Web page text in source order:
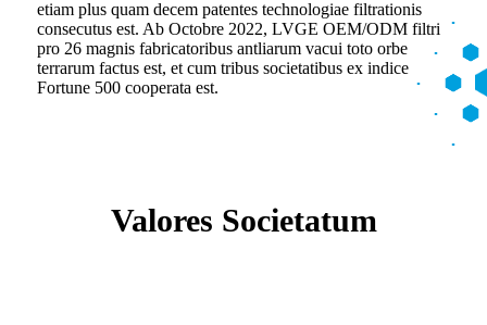
etiam plus quam decem patentes technologiae filtrationis
consecutus est. Ab Octobre 2022, LVGE OEM/ODM filtri
pro 26 magnis fabricatoribus antliarum vacui toto orbe
terrarum factus est, et cum tribus societatibus ex indice
Fortune 500 cooperata est.
Valores Societatum